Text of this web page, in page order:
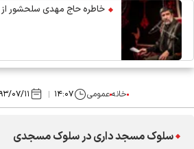
خاطره حاج مهدی سلحشور از
خانهعمومی ۱۴:۰۷ ۱۳۹۳/۰۷/
سلوک مسجد داری در سلوک مسجدی